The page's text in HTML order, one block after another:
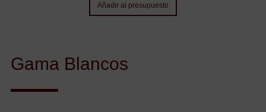
Añadir al presupuesto
Gama Blancos